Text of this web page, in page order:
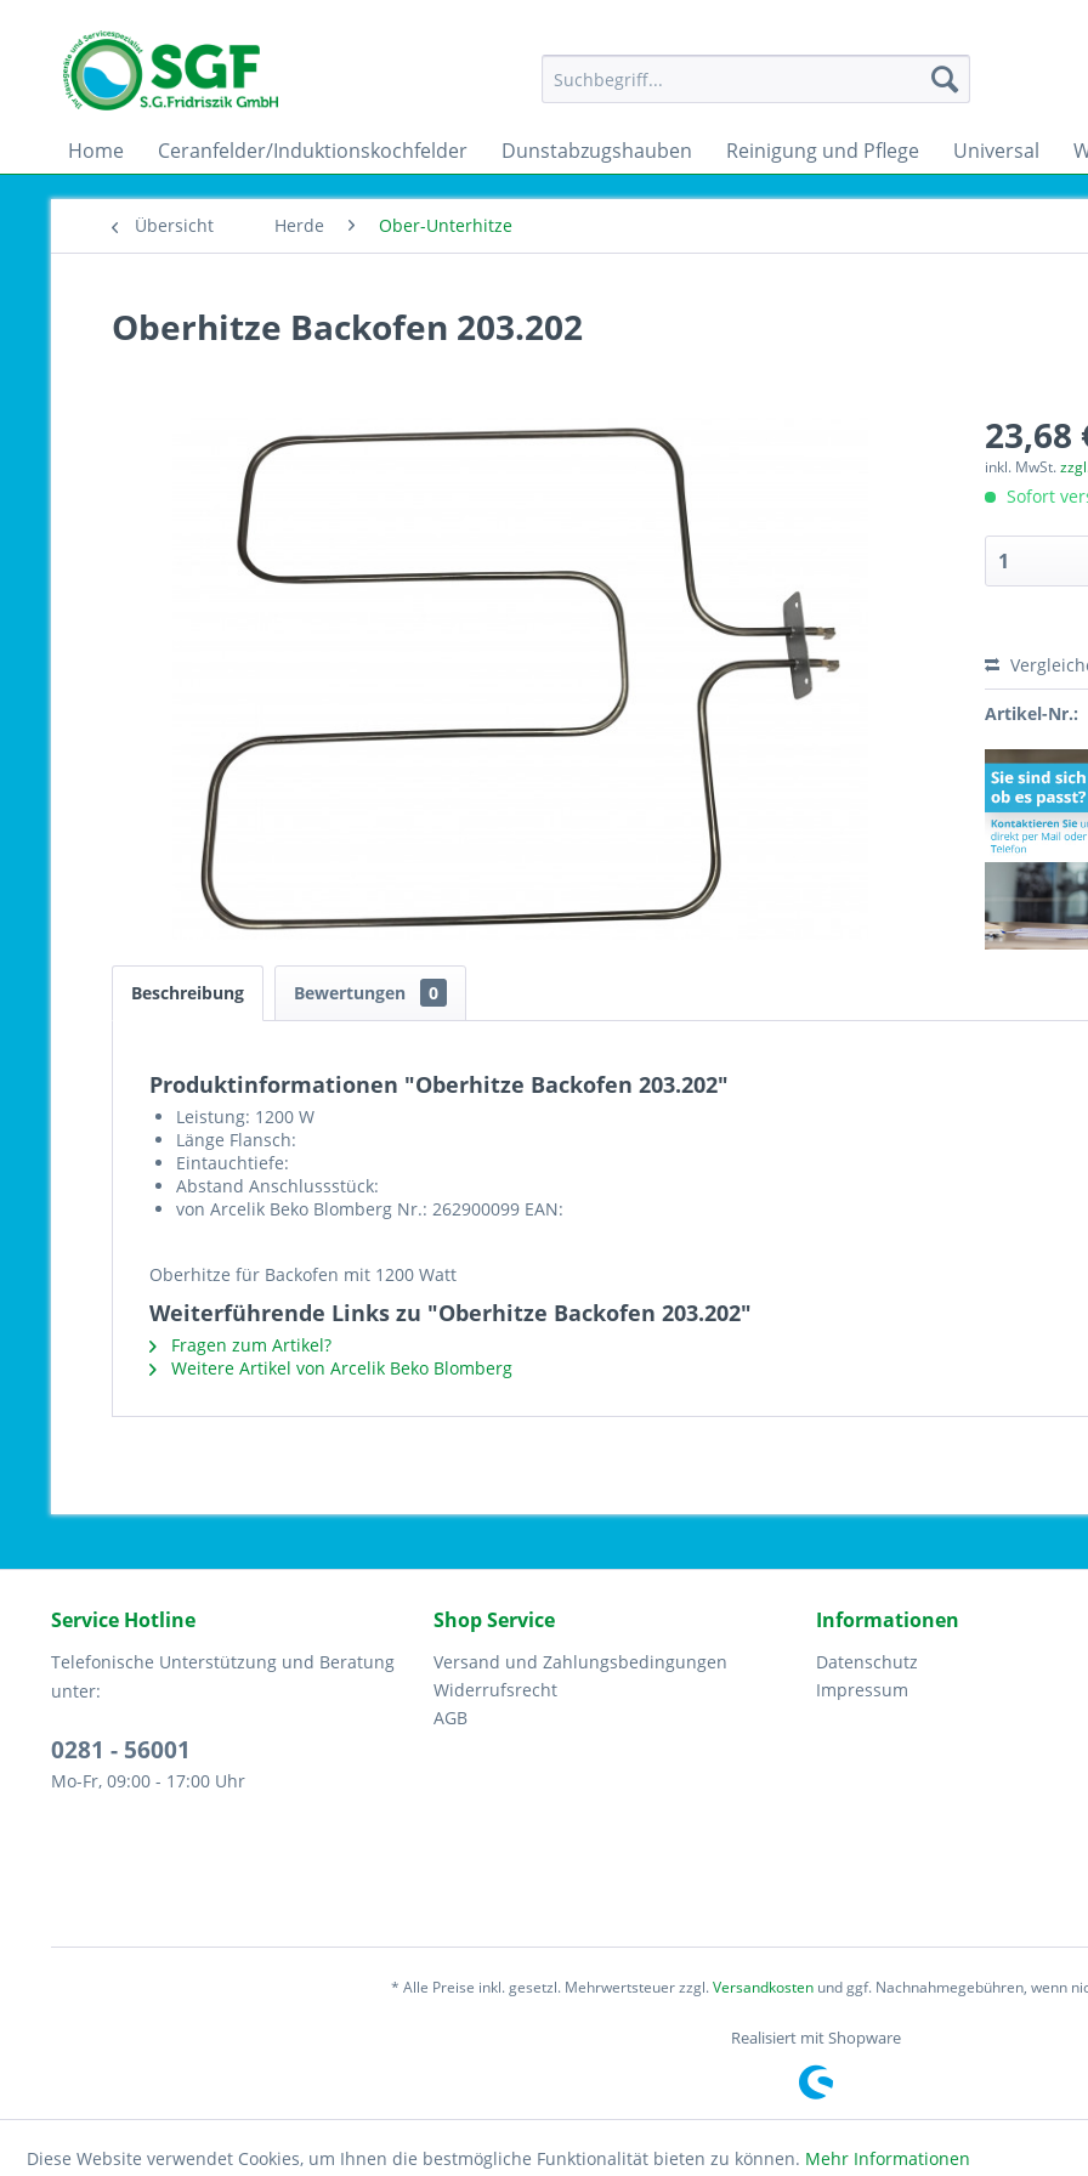
Home Ceranfelder/Induktionskochfelder Dunstabzugshauben Reinigung und Pflege Universal
Übersicht Herde Ober-Unterhitze
Oberhitze Backofen 203.202
23,68
inkl. MwSt.
Sofort
Artikel-Nr.:
Beschreibung Bewertungen 0
Produktinformationen "Oberhitze Backofen 203.202"
Leistung: 1200 W
Länge Flansch:
Eintauchtiefe:
Abstand Anschlussstück:
von Arcelik Beko Blomberg Nr.: 262900099 EAN:
Oberhitze für Backofen mit 1200 Watt
Weiterführende Links zu "Oberhitze Backofen 203.202"
Fragen zum Artikel?
Weitere Artikel von Arcelik Beko Blomberg
Service Hotline
Telefonische Unterstützung und Beratung
unter:
0281 - 56001
Mo-Fr, 09:00 - 17:00 Uhr
Shop Service
Versand und Zahlungsbedingungen
Widerrufsrecht
AGB
Informationen
Datenschutz
Impressum
* Alle Preise inkl. gesetzl. Mehrwertsteuer zzgl.Versandkostenund ggf. Nachnahmegebühren, wenn
Realisiert mit Shopware
Diese Website verwendet Cookies, um Ihnen die bestmögliche Funktionalität bieten zu können. Mehr Informationen